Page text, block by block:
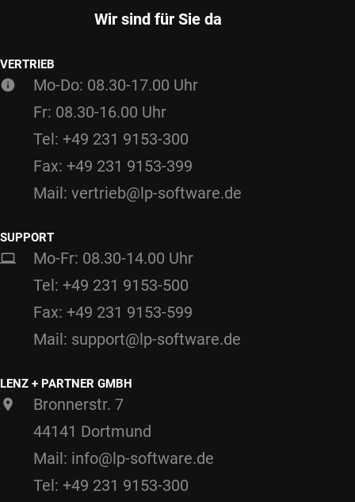
Wir sind für Sie da
VERTRIEB
Mo-Do: 08.30-17.00 Uhr
Fr: 08.30-16.00 Uhr
Tel: +49 231 9153-300
Fax: +49 231 9153-399
Mail: vertrieb@lp-software.de
SUPPORT
Mo-Fr: 08.30-14.00 Uhr
Tel: +49 231 9153-500
Fax: +49 231 9153-599
Mail: support@lp-software.de
LENZ + PARTNER GMBH
Bronnerstr. 7
44141 Dortmund
Mail: info@lp-software.de
Tel: +49 231 9153-300